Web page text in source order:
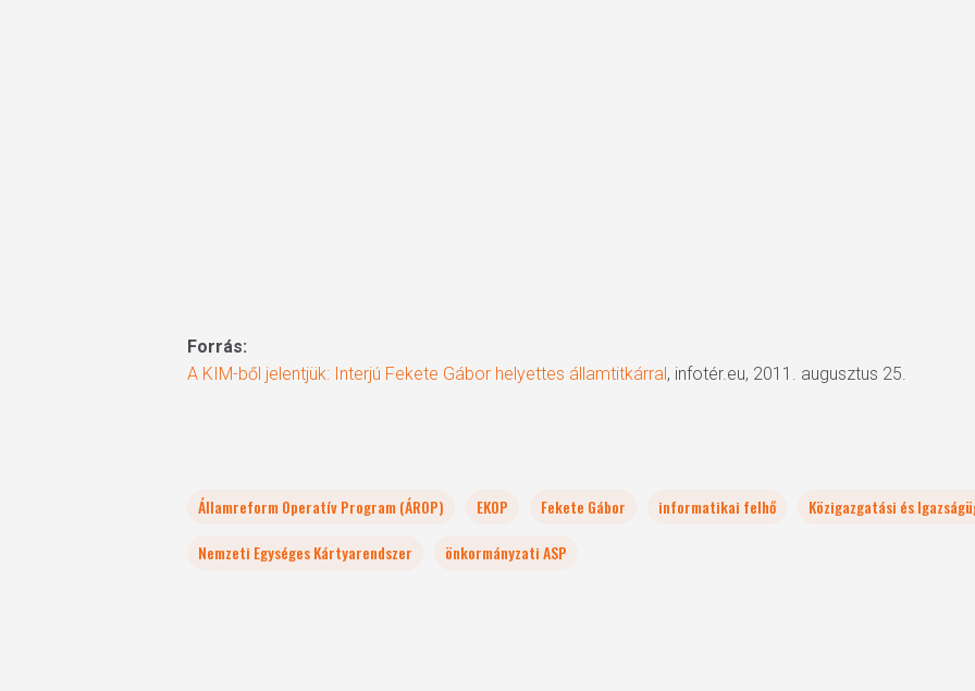
Forrás:
A KIM-ből jelentjük: Interjú Fekete Gábor helyettes államtitkárral , infotér.eu, 2011. augusztus 25.
Államreform Operatív Program (ÁROP) EKOP Fekete Gábor informatikai felhő Közigazgatási és
Nemzeti Egységes Kártyarendszer
önkormányzati ASP